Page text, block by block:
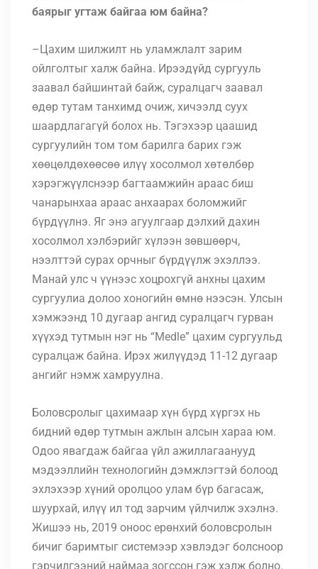
баярыг угтаж байгаа юм байна?
–Цахим шилжилт нь уламжлалт зарим
ойлголтыг халж байна. Ирээдүйд сургууль
заавал байшинтай байж, суралцагч заавал
өдөр тутам танхимд очиж, хичээлд суух
шаардлагагүй болох нь. Тэгэхээр цаашид
сургуулийн том том барилга барих гэж
хөөцөлдөхөөсөө илүү хосолмол хөтөлбөр
хэрэгжүүлснээр багтаамжийн араас биш
чанарынхаа араас анхаарах боломжийг
бүрдүүлнэ. Яг энэ агуулгаар дэлхий дахин
хосолмол хэлбэрийг хүлээн зөвшөөрч,
нээлттэй сурах орчныг бүрдүүлж эхэллээ.
Манай улс ч үүнээс хоцрохгүй анхны цахим
сургуулиа долоо хоногийн өмнө нээсэн. Улсын
хэмжээнд 10 дугаар ангид суралцагч гурван
хүүхэд тутмын нэг нь “Medle” цахим сургуульд
суралцаж байна. Ирэх жилүүдэд 11-12 дугаар
ангийг нэмж хамруулна.
Боловсролыг цахимаар хүн бүрд хүргэх нь
бидний өдөр тутмын ажлын алсын хараа юм.
Одоо явагдаж байгаа үйл ажиллагаанууд
мэдээллийн технологийн дэмжлэгтэй болоод
эхлэхээр хүний оролцоо улам бүр багасаж,
шуурхай, илүү ил тод зарчим үйлчилж эхэлнэ.
Жишээ нь, 2019 оноос ерөнхий боловсролын
бичиг баримтыг системээр хэвлэдэг болсноор
гэрчилгээний наймаа зогссон гэж хэлж болно.